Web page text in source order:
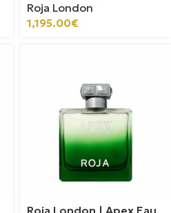
Roja London
1,195.00€
Roja London | Apex Eau